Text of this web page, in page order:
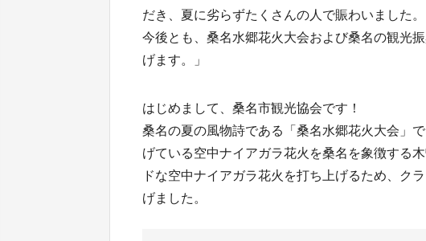
だき、夏に劣らずたくさんの人で賑わいました。
今後とも、桑名水郷花火大会および桑名の観光
げます。」
はじめまして、桑名市観光協会です！
桑名の夏の風物詩である「桑名水郷花火大会」
げている空中ナイアガラ花火を桑名を象徴する
ドな空中ナイアガラ花火を打ち上げるため、ク
げました。